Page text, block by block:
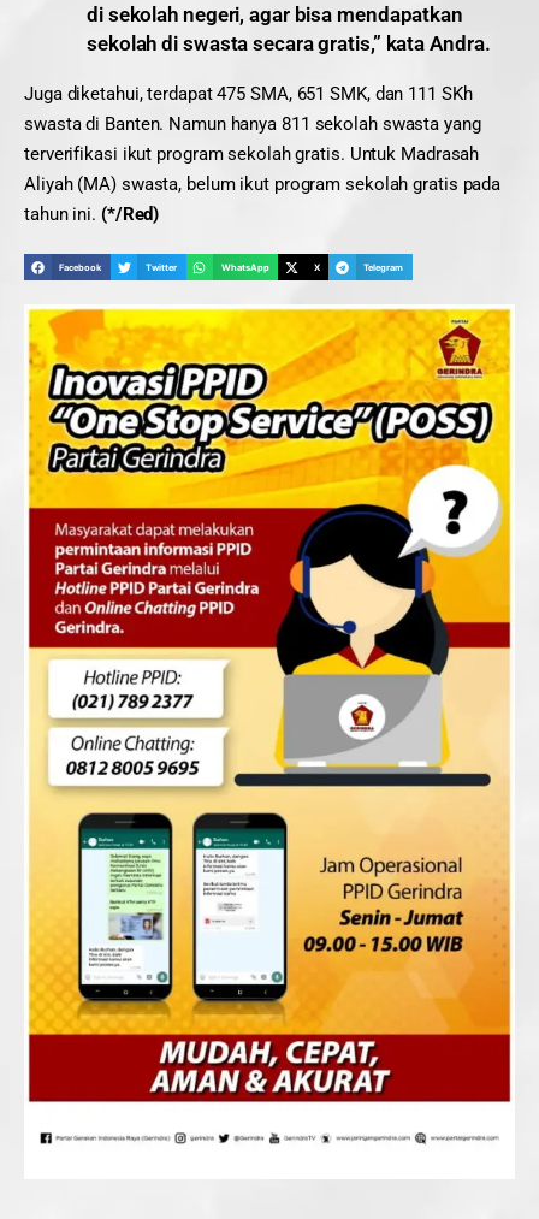
di sekolah negeri, agar bisa mendapatkan
sekolah di swasta secara gratis,” kata Andra.
Juga diketahui, terdapat 475 SMA, 651 SMK, dan 111 SKh
swasta di Banten. Namun hanya 811 sekolah swasta yang
terverifikasi ikut program sekolah gratis. Untuk Madrasah
Aliyah (MA) swasta, belum ikut program sekolah gratis pada
tahun ini. (*/Red)
Facebook Twitter WhatsApp X Telegram